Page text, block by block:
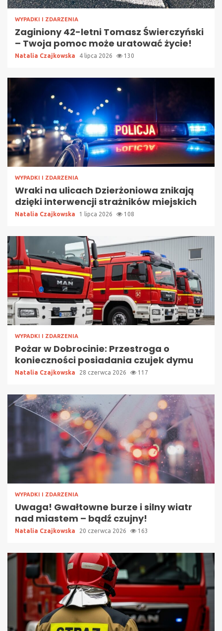
WYPADKI I ZDARZENIA
Zaginiony 42-letni Tomasz Świerczyński
– Twoja pomoc może uratować życie!
Natalia Czajkowska 4 lipca 2026 130
WYPADKI I ZDARZENIA
Wraki na ulicach Dzierżoniowa znikają
dzięki interwencji strażników miejskich
Natalia Czajkowska 1 lipca 2026 108
WYPADKI I ZDARZENIA
Pożar w Dobrocinie: Przestroga o
konieczności posiadania czujek dymu
Natalia Czajkowska 28 czerwca 2026 117
WYPADKI I ZDARZENIA
Uwaga! Gwałtowne burze i silny wiatr
nad miastem – bądź czujny!
Natalia Czajkowska 20 czerwca 2026 163